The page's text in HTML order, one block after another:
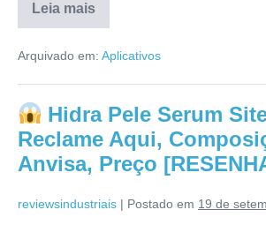
Leia mais
Aplicativo
Slots
Vale
pena?
ConfiÃ¡vel?
Resenha
Detalhada!
Arquivado em: Aplicativos
Hidra Pele Serum
Reclame Aqui,
Anvisa, Preço
reviewsindustriais | Postado em 19 de